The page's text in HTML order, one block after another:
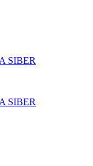
SIBER
SIBER